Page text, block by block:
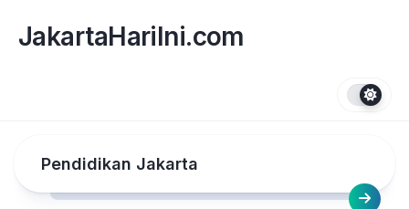
content
JakartaHariIni.com
Pendidikan Jakarta